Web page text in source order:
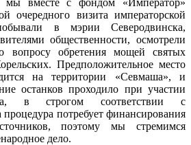
очередного визита императорской
в мэрии Северодвинска,
общественности, осмотрели
вопросу обретения мощей святых
Предположительное место
на территории «Севмаша», и
останков проходило при участии
в строгом соответствии с
процедура потребует финансирования
поэтому мы стремимся
дело.